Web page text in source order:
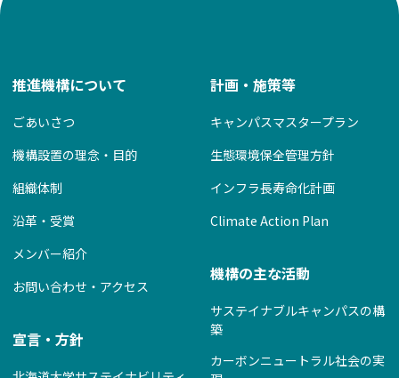
推進機構について
ごあいさつ
機構設置の理念・目的
組織体制
沿革・受賞
メンバー紹介
お問い合わせ・アクセス
宣言・方針
計画・施策等
キャンパスマスタープラン
生態環境保全管理方針
インフラ長寿命化計画
Climate Action Plan
機構の主な活動
サステイナブルキャンパスの構
築
カーボンニュートラル社会の実